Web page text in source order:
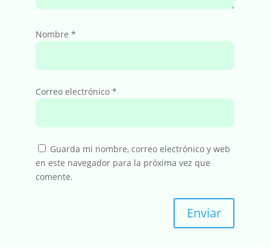
Nombre *
Correo electrónico *
Guarda mi nombre, correo electrónico y web
en este navegador para la próxima vez que
comente.
Enviar